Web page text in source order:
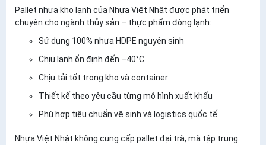
Pallet nhựa kho lạnh của Nhựa Việt Nhật được phát triển
chuyên cho ngành thủy sản – thực phẩm đông lạnh:
Sử dụng 100% nhựa HDPE nguyên sinh
Chịu lạnh ổn định đến –40°C
Chịu tải tốt trong kho và container
Thiết kế theo yêu cầu từng mô hình xuất khẩu
Phù hợp tiêu chuẩn vệ sinh và logistics quốc tế
Nhựa Việt Nhật không cung cấp pallet đại trà, mà tập trung